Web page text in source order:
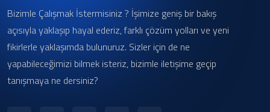
Bizimle Çalışmak İstermisiniz ? İşimize geniş bir bakış
açısıyla yaklaşıp hayal ederiz, farklı çözüm yolları ve yeni
fikirlerle yaklaşımda bulunuruz. Sizler için de ne
yapabileceğimizi bilmek isteriz, bizimle iletişime geçip
tanışmaya ne dersiniz?